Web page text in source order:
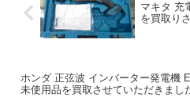
マキタ 充
を買取り
ホンダ 正弦波 インバーター発電機
未使用品を買取させていただきまし